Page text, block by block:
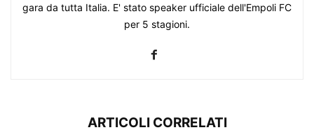
gara da tutta Italia. E' stato speaker ufficiale dell'Empoli FC
per 5 stagioni.
ARTICOLI CORRELATI